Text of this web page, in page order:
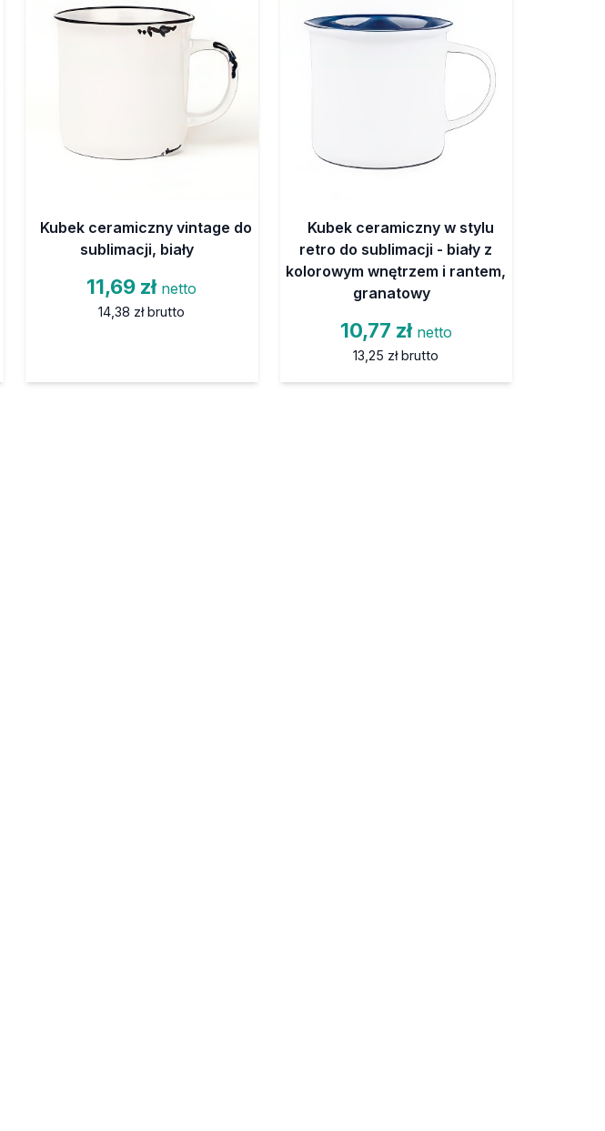
Kubek ceramiczny vintage do
sublimacji, biały
11,69 zł netto
14,38 zł brutto
Kubek ceramiczny w stylu
retro do sublimacji - biały z
kolorowym wnętrzem i rantem,
granatowy
10,77 zł netto
13,25 zł brutto